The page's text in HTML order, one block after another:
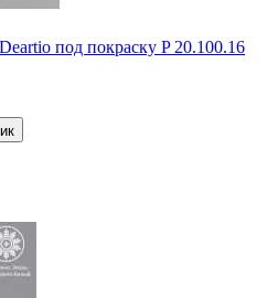
под покраску P 20.100.16